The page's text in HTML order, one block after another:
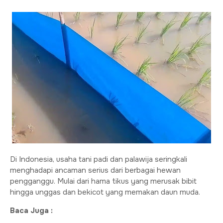
Di Indonesia, usaha tani padi dan palawija seringkali
menghadapi ancaman serius dari berbagai hewan
pengganggu. Mulai dari hama tikus yang merusak bibit
hingga unggas dan bekicot yang memakan daun muda.
Baca Juga :